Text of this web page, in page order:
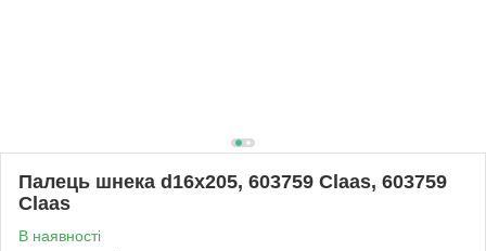
Палець шнека d16х205, 603759 Claas, 603759
Claas
В наявності